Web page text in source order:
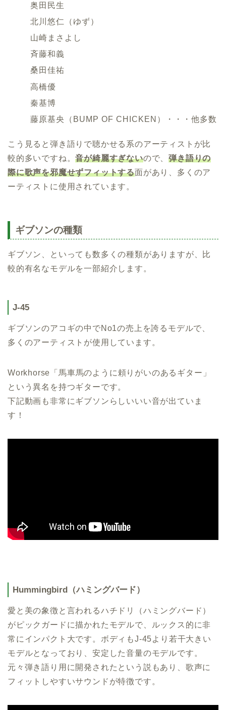
奥田民生
北川悠仁（ゆず）
山崎まさよし
斉藤和義
桑田佳祐
高橋優
秦基博
藤原基央（BUMP OF CHICKEN）・・・他多数
こう見ると弾き語りで聴かせる系のアーティストが比
較的多いですね。音が綺麗すぎないので、弾き語りの
際に歌声を邪魔せずフィットする面があり、多くのア
ーティストに使用されています。
ギブソンの種類
ギブソン、といっても数多くの種類がありますが、比
較的有名なモデルを一部紹介します。
J-45
ギブソンのアコギの中でNo1の売上を誇るモデルで、
多くのアーティストが使用しています。
Workhorse「馬車馬のように頼りがいのあるギター」
という異名を持つギターです。
下記動画も非常にギブソンらしいいい音が出ていま
す！
Hummingbird（ハミングバード）
愛と美の象徴と言われるハチドリ（ハミングバード）
がピックガードに描かれたモデルで、ルックス的に非
常にインパクト大です。ボディもJ-45より若干大きい
モデルとなっており、安定した音量のモデルです。
元々弾き語り用に開発されたという説もあり、歌声に
フィットしやすいサウンドが特徴です。